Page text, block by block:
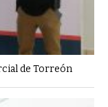
de Torreón